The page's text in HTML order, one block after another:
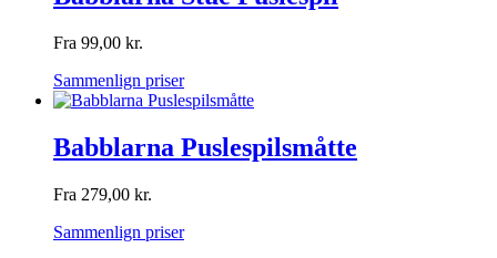
Fra 99,00 kr.
Sammenlign priser
Babblarna Puslespilsmåtte
Fra 279,00 kr.
Sammenlign priser